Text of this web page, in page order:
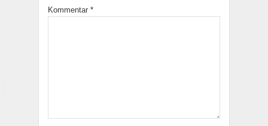
Kommentar *